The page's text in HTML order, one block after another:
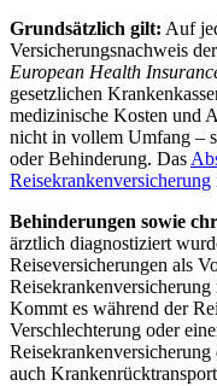
Grundsätzlich gilt: Auf
Versicherungsnachweis
European Health
gesetzlichen
medizinische Kosten und
nicht in vollem Umfang –
oder Behinderung. Das
Reisekrankenversicherung
Behinderungen sowie
ärztlich diagnostiziert
Reiseversicherungen als
Reisekrankenversicherung
Kommt es während der
Verschlechterung oder
auch